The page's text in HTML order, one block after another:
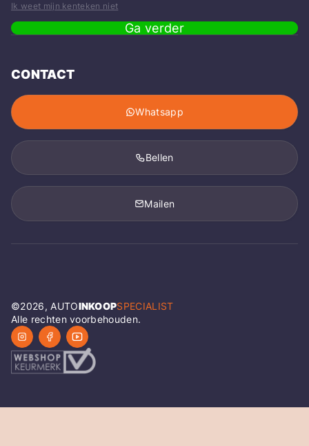
Ik weet mijn kenteken niet
Ga verder
CONTACT
Whatsapp
Bellen
Mailen
©2026, AUTOINKOOPSPECIALIST
Alle rechten voorbehouden.